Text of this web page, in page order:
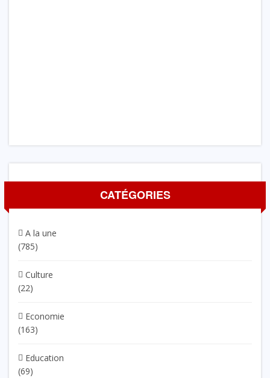
CATÉGORIES
A la une
(785)
Culture
(22)
Economie
(163)
Education
(69)